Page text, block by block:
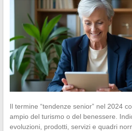
Il termine “tendenze senior” nel 2024
ampio del turismo o del benessere.
evoluzioni, prodotti, servizi e quadri